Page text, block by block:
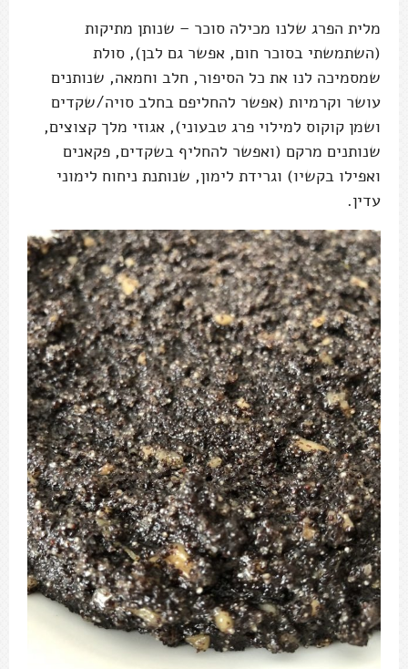
מלית הפרג שלנו מכילה סוכר – שנותן מתיקות
(השתמשתי בסוכר חום, אפשר גם לבן), סולת
שמסמיכה לנו את כל הסיפור, חלב וחמאה, שנותנים
עושר וקרמיות (אפשר להחליפם בחלב סויה/שקדים
ושמן קוקוס למילוי פרג טבעוני), אגוזי מלך קצוצים,
שנותנים מרקם (ואפשר להחליף בשקדים, פקאנים
ואפילו בקשיו) וגרידת לימון, שנותנת ניחוח לימוני
עדין.